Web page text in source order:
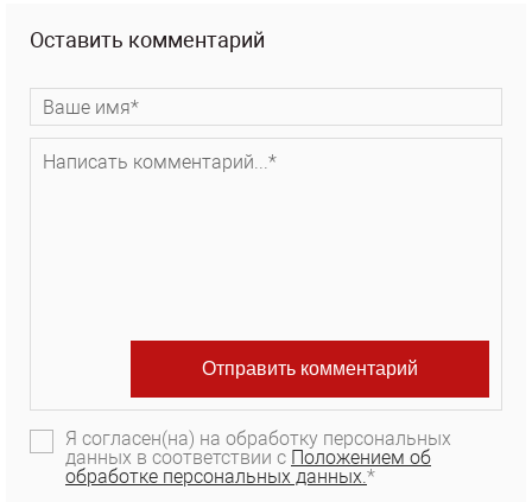
Оставить комментарий
Я согласен(на) на обработку персональных
данных в соответствии с Положением об
обработке персональных данных.*